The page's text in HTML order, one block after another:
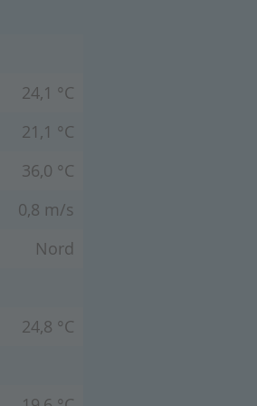
24,1 °C
21,1 °C
36,0 °C
0,8 m/s
Nord
24,8 °C